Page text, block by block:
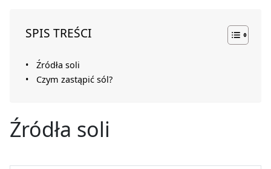
SPIS TREŚCI
Źródła soli
Czym zastąpić sól?
Źródła soli